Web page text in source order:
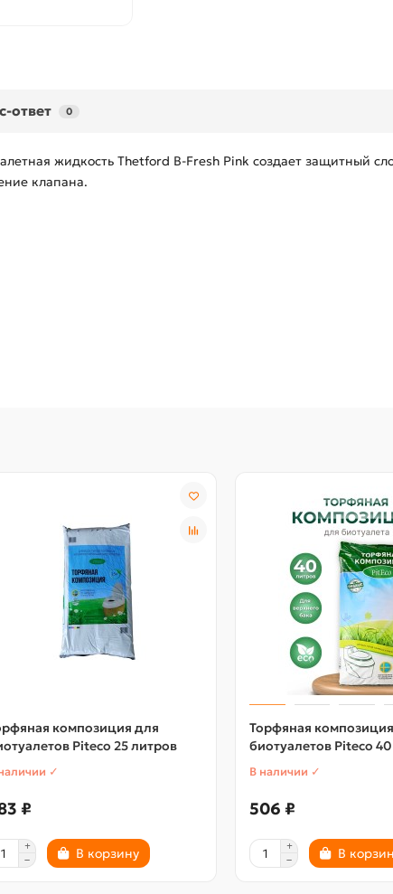
ответ 0
жидкость Thetford B-Fresh Pink создает защитный
клапана.
композиция для
Piteco 25 литров
✓
₽
В корзину
Торфяная
биотуалетов Piteco
В наличии ✓
506 ₽
В